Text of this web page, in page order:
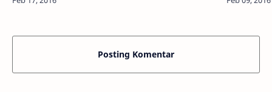
bersemangat. Pada Rabu (17/2) sekitar …
adalah
Posting Komentar